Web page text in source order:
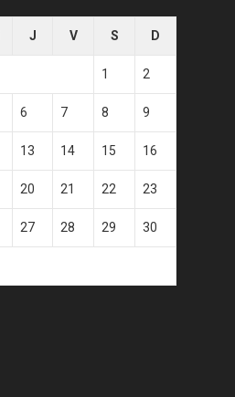
J V S D
1 2
6 7 8 9
13 14 15 16
20 21 22 23
27 28 29 30